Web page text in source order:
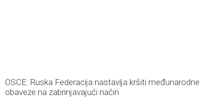
OSCE: Ruska Federacija nastavlja kršiti međunarodne
obaveze na zabrinjavajući način